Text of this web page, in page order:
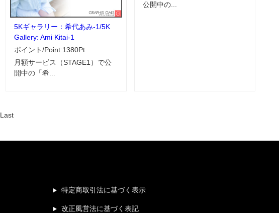
5Kギャラリー：希代あみ-1/5K
Gallery: Ami Kitai-1
ポイント/Point:1380Pt
月額サービス（STAGE1）で公
開中の「希...
公開中の...
Last
特定商取引法に基づく表示
改正風営法に基づく表記